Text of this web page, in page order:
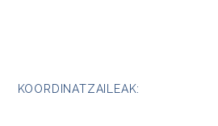
KOORDINATZAILEAK: